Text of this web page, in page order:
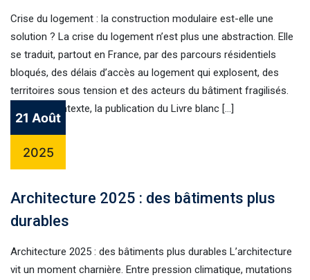
Crise du logement : la construction modulaire est-elle une
solution ? La crise du logement n’est plus une abstraction. Elle
se traduit, partout en France, par des parcours résidentiels
bloqués, des délais d’accès au logement qui explosent, des
territoires sous tension et des acteurs du bâtiment fragilisés.
Dans ce contexte, la publication du Livre blanc […]
21 Août
2025
Architecture 2025 : des bâtiments plus
durables
Architecture 2025 : des bâtiments plus durables L’architecture
vit un moment charnière. Entre pression climatique, mutations